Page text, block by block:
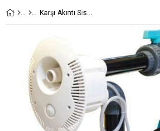
Karşı Akıntı Sistemi Jet Stream